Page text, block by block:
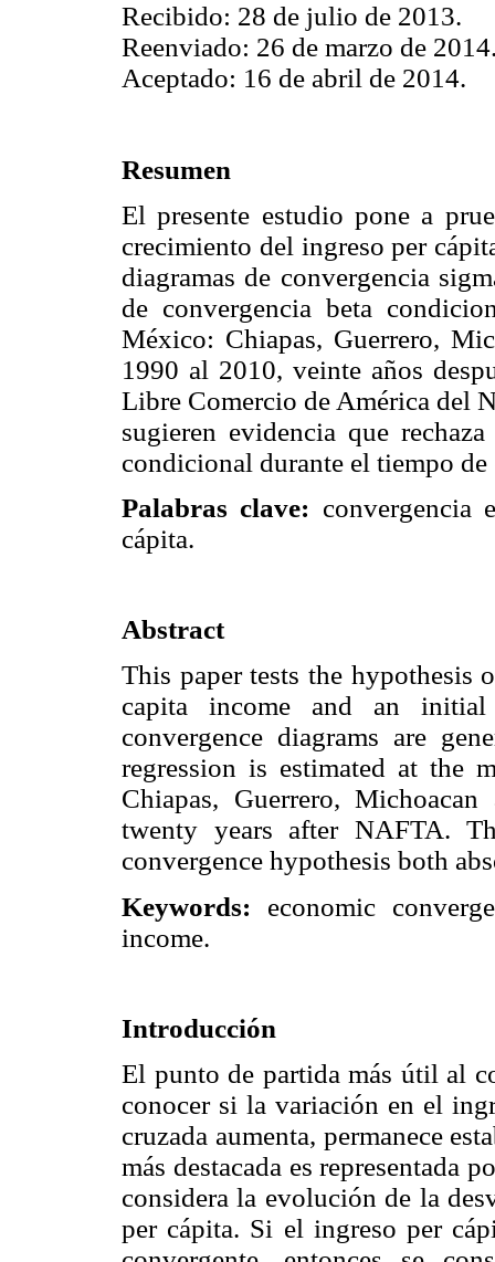
Recibido: 28 de julio de 2013.
Reenviado: 26 de marzo de
Aceptado: 16 de abril de 2014.
Resumen
El presente estudio pone a
crecimiento del ingreso per
diagramas de convergencia
de convergencia beta
México: Chiapas, Guerrero,
1990 al 2010, veinte años
Libre Comercio de América del
sugieren evidencia que
condicional durante el tiempo de
Palabras clave: convergencia
cápita.
Abstract
This paper tests the hypothesis
capita income and an
convergence diagrams are
regression is estimated at the
Chiapas, Guerrero,
twenty years after NAFTA.
convergence hypothesis both
Keywords: economic
income.
Introducción
El punto de partida más útil al
conocer si la variación en el
cruzada aumenta, permanece
más destacada es representada
considera la evolución de la
per cápita. Si el ingreso per